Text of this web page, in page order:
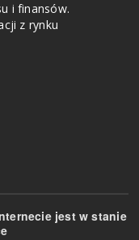
i finansów.
z rynku
jest w stanie